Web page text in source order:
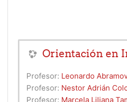
Orientación en
Profesor: Leonardo
Profesor: Nestor Adrián
Profesor: Marcela Liliana